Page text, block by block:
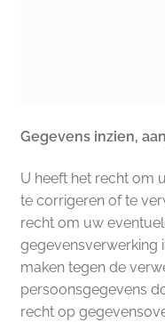
Gegevens inzien,
U heeft het recht om
te corrigeren of te
recht om uw
gegevensverwerking
maken tegen de
persoonsgegevens
recht op